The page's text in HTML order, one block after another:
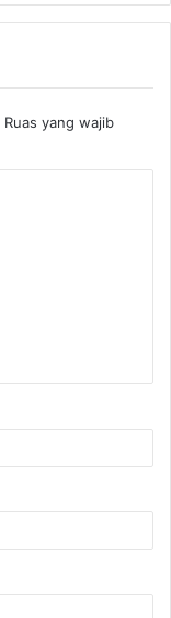
Ruas yang wajib